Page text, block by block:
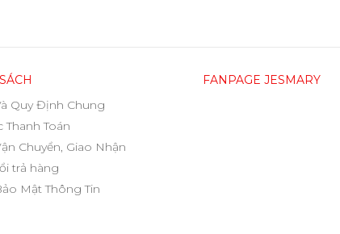
Quy Định Chung
Thanh Toán
Chuyển, Giao Nhận
trả hàng
Mật Thông Tin
FANPAGE JESMARY